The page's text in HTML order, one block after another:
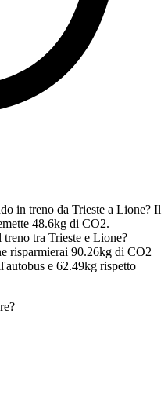
in treno da Trieste a Lione? Il
48.6kg di CO2.
tra Trieste e Lione?
risparmierai 90.26kg di CO2
e 62.49kg rispetto